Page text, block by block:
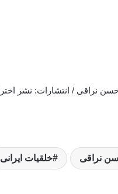
انتشارات: نشر اختر1386 چاپ هجدهم
نراقی خلقیات ایرانی